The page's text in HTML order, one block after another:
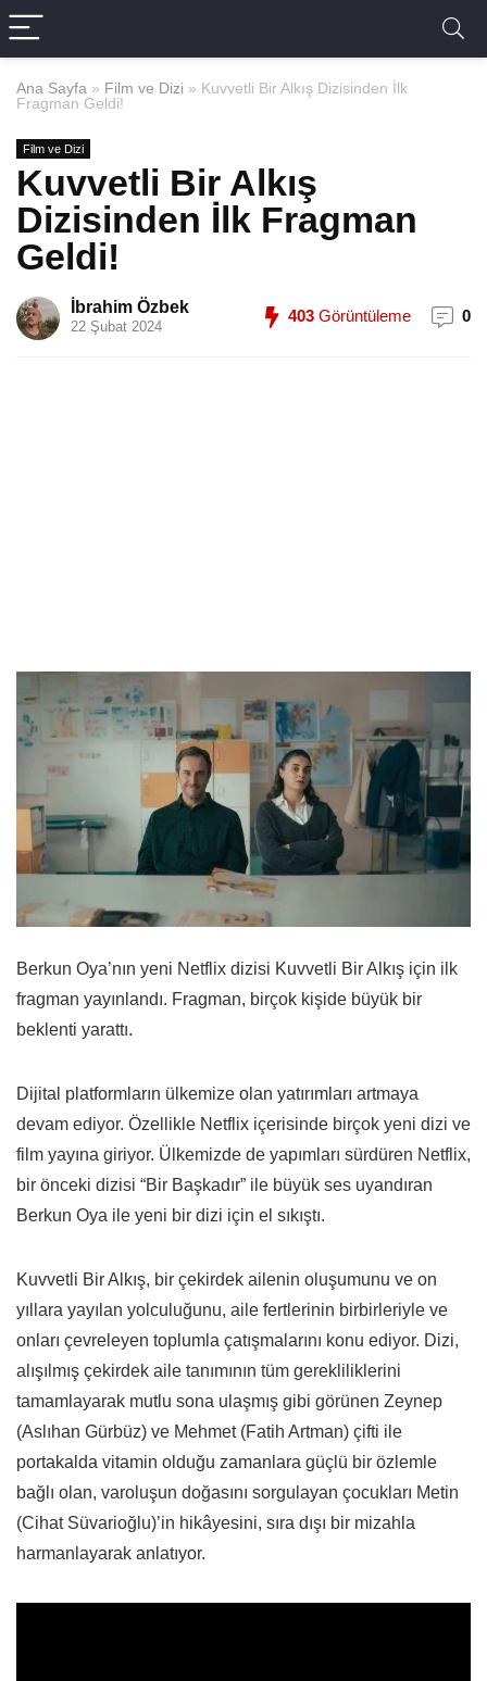
Ana Sayfa » Film ve Dizi » Kuvvetli Bir Alkış Dizisinden İlk
Fragman Geldi!
Film ve Dizi
Kuvvetli Bir Alkış
Dizisinden İlk Fragman
Geldi!
İbrahim Özbek
22 Şubat 2024
403 Görüntüleme 0
Berkun Oya’nın yeni Netflix dizisi Kuvvetli Bir Alkış için ilk
fragman yayınlandı. Fragman, birçok kişide büyük bir
beklenti yarattı.
Dijital platformların ülkemize olan yatırımları artmaya
devam ediyor. Özellikle Netflix içerisinde birçok yeni dizi ve
film yayına giriyor. Ülkemizde de yapımları sürdüren Netflix,
bir önceki dizisi “Bir Başkadır” ile büyük ses uyandıran
Berkun Oya ile yeni bir dizi için el sıkıştı.
Kuvvetli Bir Alkış, bir çekirdek ailenin oluşumunu ve on
yıllara yayılan yolculuğunu, aile fertlerinin birbirleriyle ve
onları çevreleyen toplumla çatışmalarını konu ediyor. Dizi,
alışılmış çekirdek aile tanımının tüm gerekliliklerini
tamamlayarak mutlu sona ulaşmış gibi görünen Zeynep
(Aslıhan Gürbüz) ve Mehmet (Fatih Artman) çifti ile
portakalda vitamin olduğu zamanlara güçlü bir özlemle
bağlı olan, varoluşun doğasını sorgulayan çocukları Metin
(Cihat Süvarioğlu)’in hikâyesini, sıra dışı bir mizahla
harmanlayarak anlatıyor.